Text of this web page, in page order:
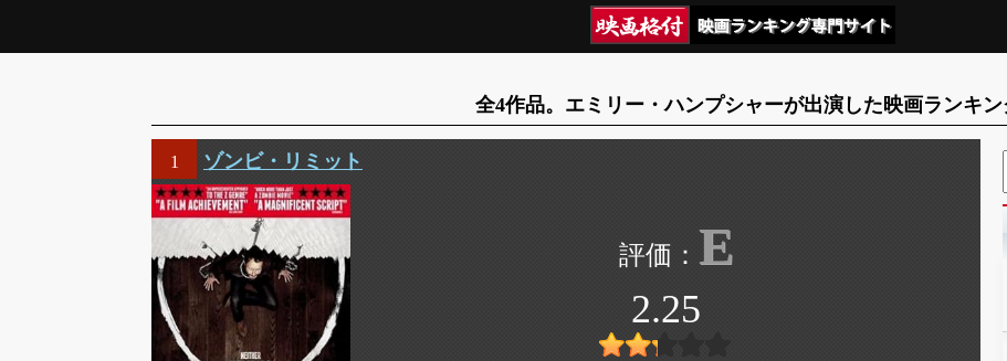
全4作品。エミリー・ハンプシャーが出演した映画ランキン
1 ゾンビ・リミット
E
2.25